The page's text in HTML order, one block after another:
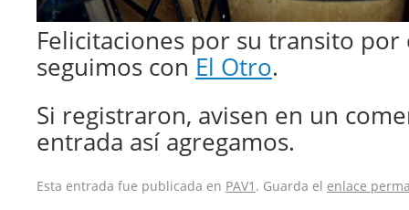
Felicitaciones por su transito
seguimos con El Otro.
Si registraron, avisen en un
entrada así agregamos.
Esta entrada fue publicada en PAV1 . Guarda el enlace